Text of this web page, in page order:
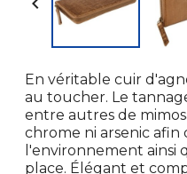
En véritable cuir
au toucher. Le
entre autres de
chrome ni arsenic afin
l'environnement ainsi
place. Élégant et